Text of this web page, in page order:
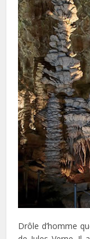
Drôle d’homme